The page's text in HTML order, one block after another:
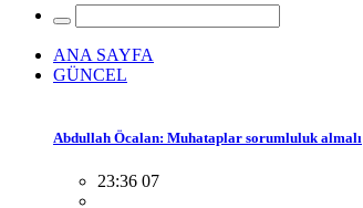
ANA SAYFA
GÜNCEL
Abdullah Öcalan: Muhataplar sorumluluk almalı
23:36 07